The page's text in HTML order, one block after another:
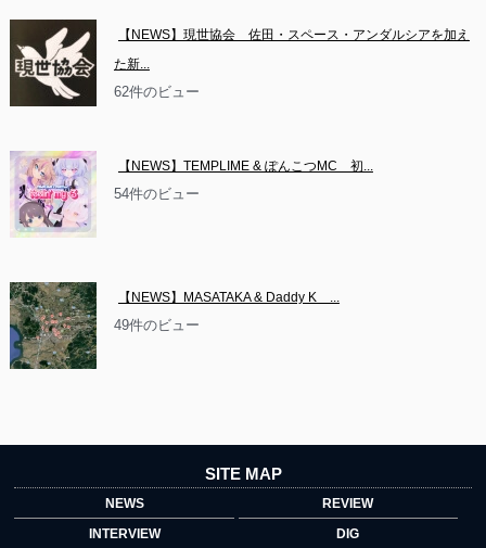
【NEWS】現世協会　佐田・スペース・アンダルシアを加え
た新...
62件のビュー
【NEWS】TEMPLIME & ぽんこつMC　初...
54件のビュー
【NEWS】MASATAKA & Daddy K　...
49件のビュー
SITE MAP
NEWS
REVIEW
INTERVIEW
DIG